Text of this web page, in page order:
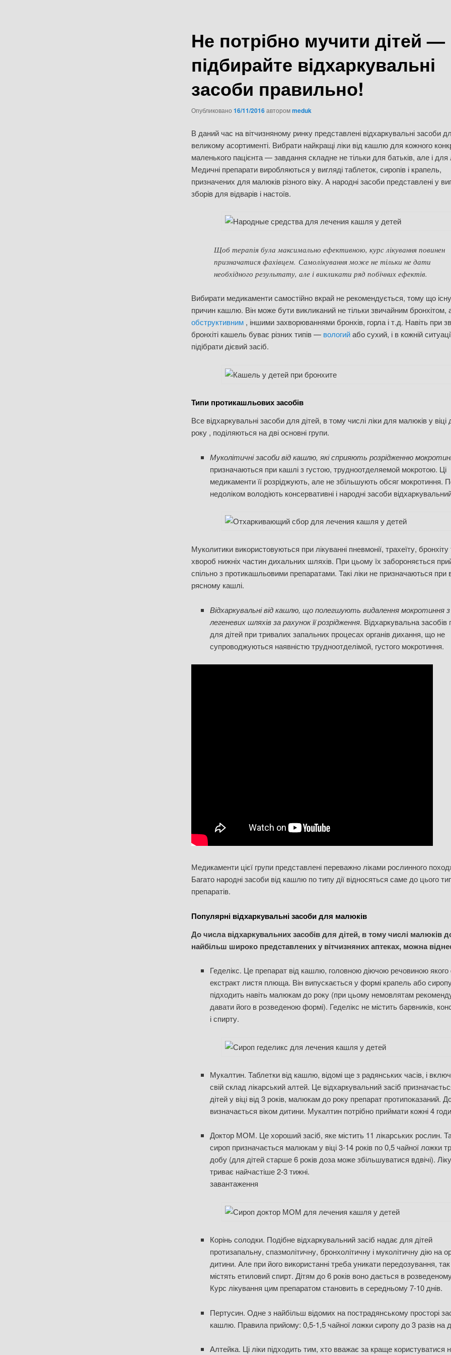
Не потрібно мучити дітей —
підбирайте відхаркувальні
засоби правильно!
Опубликовано 16/11/2016авторомmeduk
В даний час на вітчизняному ринку представлені відхаркувальні засоби
великому асортименті. Вибрати найкращі ліки від кашлю для кожного
маленького пацієнта — завдання складне не тільки для батьків, але і для
Медичні препарати виробляються у вигляді таблеток, сиропів і крапель,
призначених для малюків різного віку. А народні засоби представлені у
зборів для відварів і настоїв.
Щоб терапія була максимально ефективною, курс лікування повинен
призначатися фахівцем. Самолікування може не тільки не дати
необхідного результату, але і викликати ряд побічних ефектів.
Вибирати медикаменти самостійно вкрай не рекомендується, тому що
причин кашлю. Він може бути викликаний не тільки звичайним бронхітом,
обструктивним , іншими захворюваннями бронхів, горла і т.д. Навіть при
бронхіті кашель буває різних типів — вологийабо сухий, і в кожній
підібрати дієвий засіб.
Типи протикашльових засобів
Все відхаркувальні засоби для дітей, в тому числі ліки для малюків у віці
року , поділяються на дві основні групи.
Муколітичні засоби від кашлю, які сприяють розрідженню
призначаються при кашлі з густою, трудноотделяемой мокротою. Ці
медикаменти її розріджують, але не збільшують обсяг мокротиння.
недоліком володіють консервативні і народні засоби
Муколитики використовуються при лікуванні пневмонії, трахеїту, бронхіту
хвороб нижніх частин дихальних шляхів. При цьому їх забороняється
спільно з протикашльовими препаратами. Такі ліки не призначаються при
рясному кашлі.
Відхаркувальні від кашлю, що полегшують видалення мокротиння з
легеневих шляхів за рахунок її розрідження. Відхаркувальна засобів
для дітей при тривалих запальних процесах органів дихання, що не
супроводжуються наявністю трудноотделімой, густого мокротиння.
Медикаменти цієї групи представлені переважно ліками рослинного
Багато народні засоби від кашлю по типу дії відносяться саме до цього
препаратів.
Популярні відхаркувальні засоби для малюків
До числа відхаркувальних засобів для дітей, в тому числі малюків
найбільш широко представлених у вітчизняних аптеках, можна
Геделікс. Це препарат від кашлю, головною діючою речовиною якого
екстракт листя плюща. Він випускається у формі крапель або
підходить навіть малюкам до року (при цьому немовлятам
давати його в розведеною формі). Геделікс не містить барвників,
і спирту.
Мукалтин. Таблетки від кашлю, відомі ще з радянських часів, і
свій склад лікарський алтей. Це відхаркувальний засіб
дітей у віці від 3 років, малюкам до року препарат протипоказаний.
визначається віком дитини. Мукалтин потрібно приймати кожні 4
Доктор МОМ. Це хороший засіб, яке містить 11 лікарських рослин.
сироп призначається малюкам у віці 3-14 років по 0,5 чайної ложки
добу (для дітей старше 6 років доза може збільшуватися вдвічі).
триває найчастіше 2-3 тижні.
завантаження
Корінь солодки. Подібне відхаркувальний засіб надає для дітей
протизапальну, спазмолітичну, бронхолітичну і муколітичну дію на
дитини. Але при його використанні треба уникати передозування, так
містять етиловий спирт. Дітям до 6 років воно дається в
Курс лікування цим препаратом становить в середньому 7-10 днів.
Пертусин. Одне з найбільш відомих на пострадянському просторі
кашлю. Правила прийому: 0,5-1,5 чайної ложки сиропу до 3 разів на
Алтейка. Ці ліки підходить тим, хто вважає за краще користуватися